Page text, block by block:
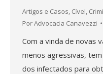
Artigos e Casos, Cível,
PorAdvocacia Canavezzi
Com a vinda de novas
menos agressivas,
dos infectados para